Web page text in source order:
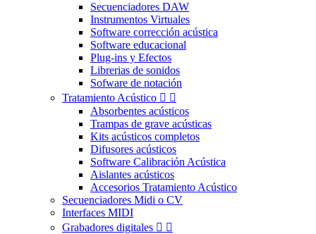
Secuenciadores DAW
Instrumentos Virtuales
Software corrección acústica
Software educacional
Plug-ins y Efectos
Librerias de sonidos
Sofware de notación
Tratamiento Acústico  
Absorbentes acústicos
Trampas de grave acústicas
Kits acústicos completos
Difusores acústicos
Software Calibración Acústica
Aislantes acústicos
Accesorios Tratamiento Acústico
Secuenciadores Midi o CV
Interfaces MIDI
Grabadores digitales  